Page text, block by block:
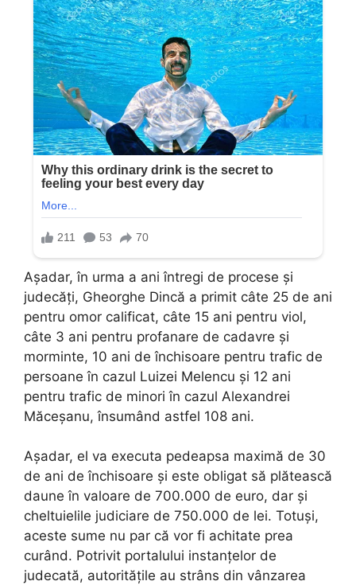
Așadar, în urma a ani întregi de procese și
judecăți, Gheorghe Dincă a primit câte 25 de ani
pentru omor calificat, câte 15 ani pentru viol,
câte 3 ani pentru profanare de cadavre și
morminte, 10 ani de închisoare pentru trafic de
persoane în cazul Luizei Melencu și 12 ani
pentru trafic de minori în cazul Alexandrei
Măceșanu, însumând astfel 108 ani.
Așadar, el va executa pedeapsa maximă de 30
de ani de închisoare și este obligat să plătească
daune în valoare de 700.000 de euro, dar și
cheltuielile judiciare de 750.000 de lei. Totuși,
aceste sume nu par că vor fi achitate prea
curând. Potrivit portalului instanțelor de
judecată, autoritățile au strâns din vânzarea